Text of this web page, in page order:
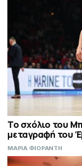
Το σχόλιο του
μεταγραφή του
ΜΑΡΙΑ ΦΙΟΡΑΝΤΗ